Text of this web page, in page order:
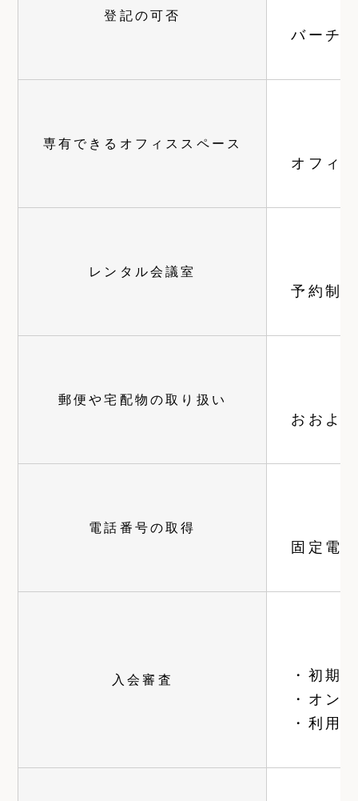
登記の可否
バーチ
専有できるオフィススペース
オフィ
レンタル会議室
予約制
郵便や宅配物の取り扱い
おおよ
電話番号の取得
固定電
入会審査
・初期
・オン
・利用